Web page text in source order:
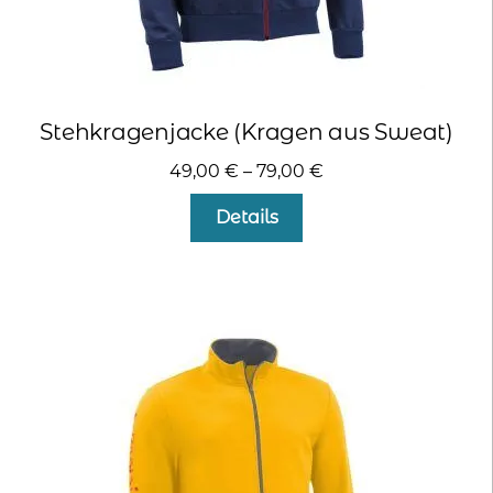
Stehkragenjacke (Kragen aus Sweat)
49,00 € – 79,00 €
Details
Optionen
können
auf
der